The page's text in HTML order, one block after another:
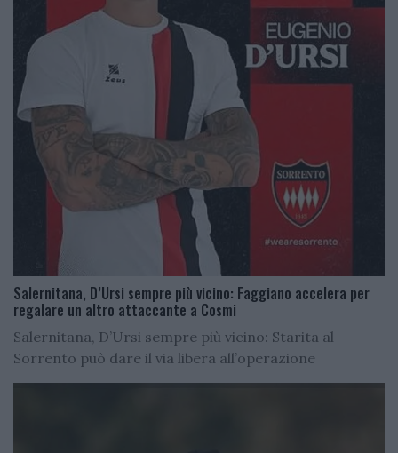
Salernitana, D’Ursi sempre più vicino: Faggiano accelera per
regalare un altro attaccante a Cosmi
Salernitana, D’Ursi sempre più vicino: Starita al
Sorrento può dare il via libera all’operazione